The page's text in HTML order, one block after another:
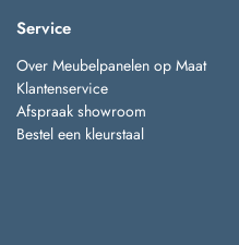
Service
Over Meubelpanelen op Maat
Klantenservice
Afspraak showroom
Bestel een kleurstaal